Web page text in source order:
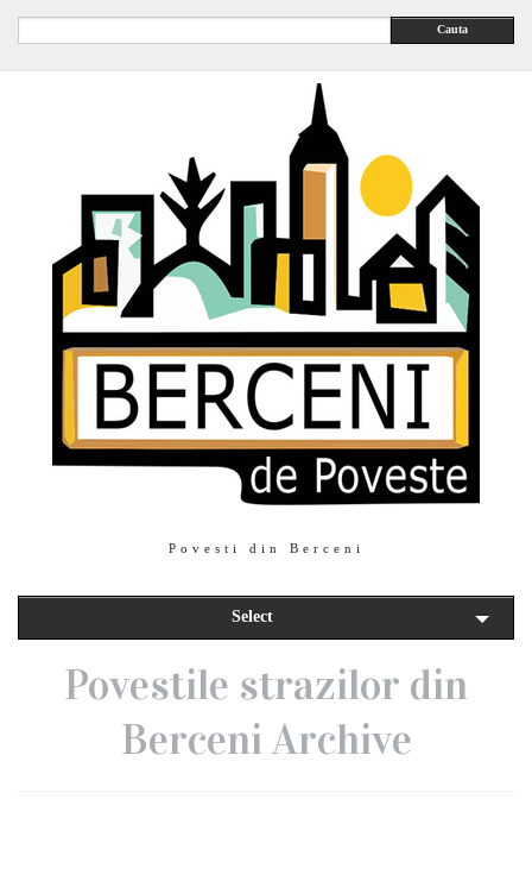
Cauta
Povesti din Berceni
Select
Povestile strazilor din
Berceni Archive